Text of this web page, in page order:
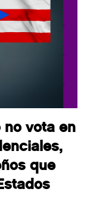
no vota en
que